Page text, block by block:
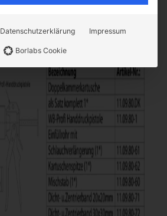
Datenschutzerklärung Impressum
Borlabs Cookie